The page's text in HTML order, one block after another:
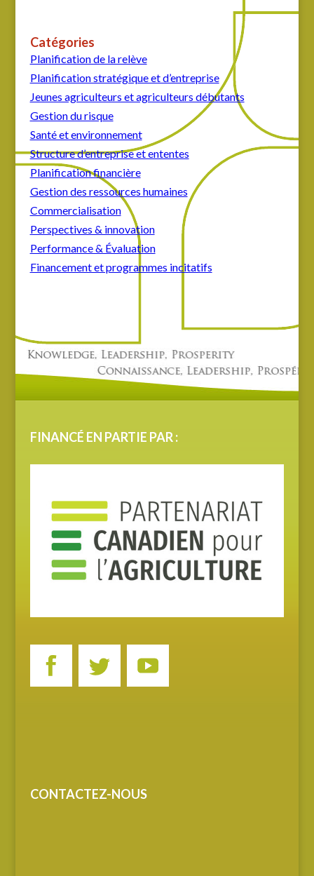
Catégories
Planification de la relève
Planification stratégique et d’entreprise
Jeunes agriculteurs et agriculteurs débutants
Gestion du risque
Santé et environnement
Structure d’entreprise et ententes
Planification financière
Gestion des ressources humaines
Commercialisation
Perspectives & innovation
Performance & Évaluation
Financement et programmes incitatifs
FINANCÉ EN PARTIE PAR :
CONTACTEZ-NOUS